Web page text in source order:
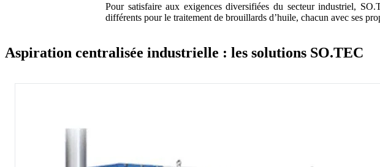
Pour satisfaire aux exigences diversifiées du secteur industriel,
différents pour le traitement de brouillards d’huile, chacun avec ses
Aspiration centralisée industrielle : les solutions SO.TEC